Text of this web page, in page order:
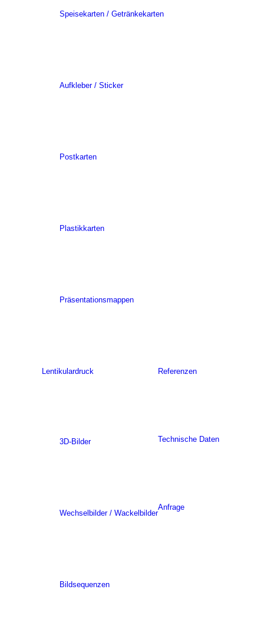
Speisekarten / Getränkekarten
Aufkleber / Sticker
Postkarten
Plastikkarten
Präsentationsmappen
Lentikulardruck
3D-Bilder
Wechselbilder / Wackelbilder
Bildsequenzen
Referenzen
Technische Daten
Anfrage